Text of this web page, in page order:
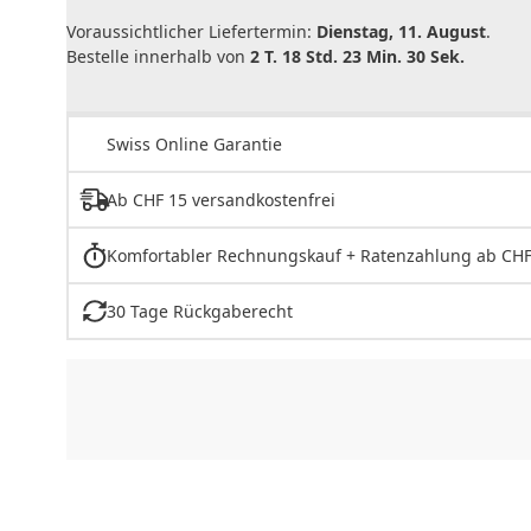
Voraussichtlicher Liefertermin: Dienstag, 11. August.
Bestelle innerhalb von 2 T. 18 Std. 23 Min. 30 Sek.
Swiss Online Garantie
Ab CHF 15 versandkostenfrei
Komfortabler Rechnungskauf + Ratenzahlung ab
30 Tage Rückgaberecht